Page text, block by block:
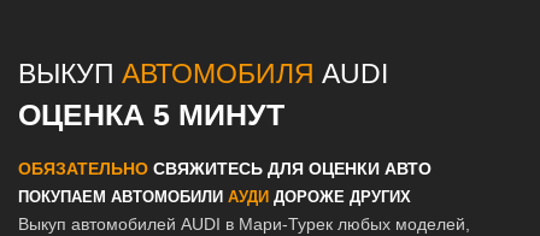
ВЫКУП АВТОМОБИЛЯ AUDI
ОЦЕНКА 5 МИНУТ
ОБЯЗАТЕЛЬНО СВЯЖИТЕСЬ ДЛЯ ОЦЕНКИ АВТО
ПОКУПАЕМ АВТОМОБИЛИ АУДИ ДОРОЖЕ ДРУГИХ
Выкуп автомобилей AUDI в Мари-Турек любых моделей,